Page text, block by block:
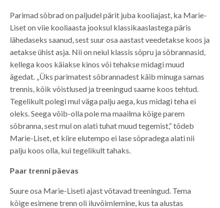
Parimad sõbrad on paljudel pärit juba kooliajast, ka Marie-
Liset on viie kooliaasta jooksul klassikaaslastega päris
lähedaseks saanud, sest suur osa aastast veedetakse koos ja
aetakse ühist asja. Nii on neiul klassis sõpru ja sõbrannasid,
kellega koos käiakse kinos või tehakse midagi muud
ägedat. „Üks parimatest sõbrannadest käib minuga samas
trennis, kõik võistlused ja treeningud saame koos tehtud.
Tegelikult polegi mul väga palju aega, kus midagi teha ei
oleks. Seega võib-olla pole ma maailma kõige parem
sõbranna, sest mul on alati tuhat muud tegemist,“ tõdeb
Marie-Liset, et kiire elutempo ei lase sõpradega alati nii
palju koos olla, kui tegelikult tahaks.
Paar trenni päevas
Suure osa Marie-Liseti ajast võtavad treeningud. Tema
kõige esimene trenn oli iluvõimlemine, kus ta alustas